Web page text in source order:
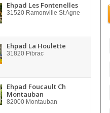
Ehpad Les Fontenelles
31520 Ramonville St Agne
Ehpad La Houlette
31820 Pibrac
Ehpad Foucault Ch
Montauban
82000 Montauban